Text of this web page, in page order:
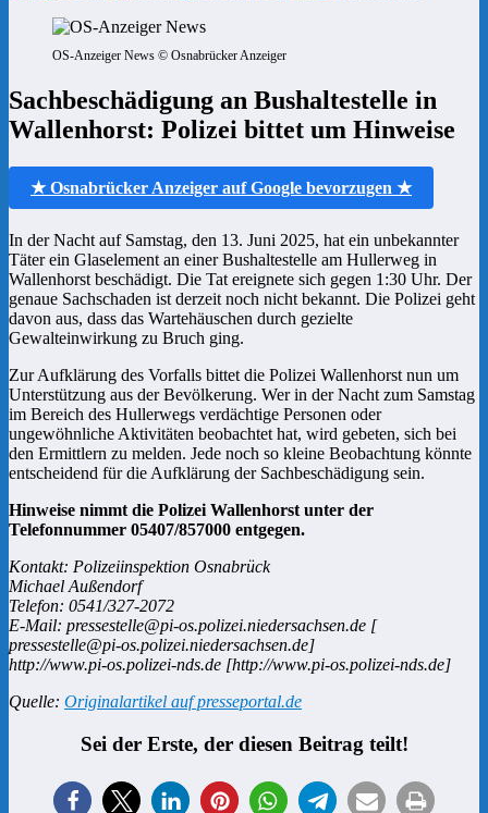
OS-Anzeiger News © Osnabrücker Anzeiger
Sachbeschädigung an Bushaltestelle in
Wallenhorst: Polizei bittet um Hinweise
★ Osnabrücker Anzeiger auf Google bevorzugen ★
In der Nacht auf Samstag, den 13. Juni 2025, hat ein unbekannter
Täter ein Glaselement an einer Bushaltestelle am Hullerweg in
Wallenhorst beschädigt. Die Tat ereignete sich gegen 1:30 Uhr. Der
genaue Sachschaden ist derzeit noch nicht bekannt. Die Polizei geht
davon aus, dass das Wartehäuschen durch gezielte
Gewalteinwirkung zu Bruch ging.
Zur Aufklärung des Vorfalls bittet die Polizei Wallenhorst nun um
Unterstützung aus der Bevölkerung. Wer in der Nacht zum Samstag
im Bereich des Hullerwegs verdächtige Personen oder
ungewöhnliche Aktivitäten beobachtet hat, wird gebeten, sich bei
den Ermittlern zu melden. Jede noch so kleine Beobachtung könnte
entscheidend für die Aufklärung der Sachbeschädigung sein.
Hinweise nimmt die Polizei Wallenhorst unter der
Telefonnummer 05407/857000 entgegen.
Kontakt: Polizeiinspektion Osnabrück
Michael Außendorf
Telefon: 0541/327-2072
E-Mail: pressestelle@pi-os.polizei.niedersachsen.de [
pressestelle@pi-os.polizei.niedersachsen.de]
http://www.pi-os.polizei-nds.de [http://www.pi-os.polizei-nds.de]
Quelle: Originalartikel auf presseportal.de
Sei der Erste, der diesen Beitrag teilt!